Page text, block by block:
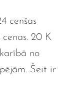
cenšas
20 K
no
Šeit ir